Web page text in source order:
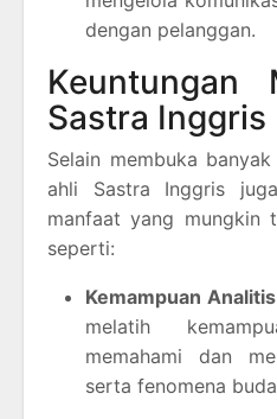
dengan pelanggan.
Keuntungan
Sastra Inggris
Selain membuka
ahli Sastra Inggris
manfaat yang mungkin
seperti:
Kemampuan
melatih
memahami dan
serta fenomena